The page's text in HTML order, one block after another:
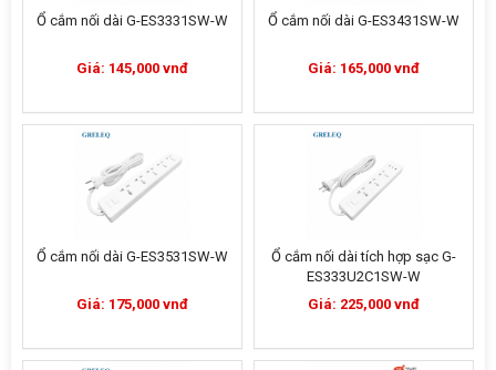
Ổ cắm nối dài G-ES3331SW-W
Giá: 145,000 vnđ
Ổ cắm nối dài G-ES3431SW-W
Giá: 165,000 vnđ
Ổ cắm nối dài G-ES3531SW-W
Giá: 175,000 vnđ
Ổ cắm nối dài tích hợp sạc G-
ES333U2C1SW-W
Giá: 225,000 vnđ